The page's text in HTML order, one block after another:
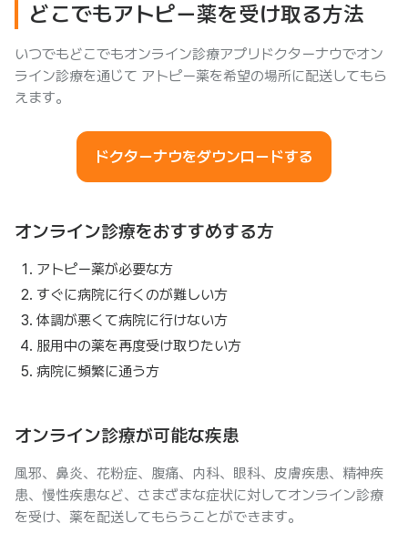
どこでもアトピー薬を受け取る方法
いつでもどこでもオンライン診療アプリドクターナウでオン
ライン診療を通じて アトピー薬を希望の場所に配送してもら
えます。
ドクターナウをダウンロードする
オンライン診療をおすすめする方
アトピー薬が必要な方
すぐに病院に行くのが難しい方
体調が悪くて病院に行けない方
服用中の薬を再度受け取りたい方
病院に頻繁に通う方
オンライン診療が可能な疾患
風邪、鼻炎、花粉症、腹痛、内科、眼科、皮膚疾患、精神疾
患、慢性疾患など、さまざまな症状に対してオンライン診療
を受け、薬を配送してもらうことができます。